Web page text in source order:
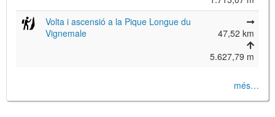
Volta i ascensió a la Pique Longue du
Vignemale
47,52 km
5.627,79 m
més…